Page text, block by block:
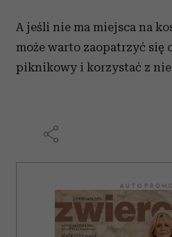
A jeśli nie ma miejsca na
może warto zaopatrzyć się
piknikowy i korzystać z